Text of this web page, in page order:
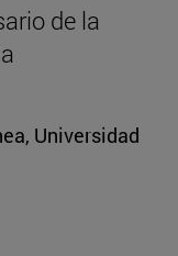
de la
Universidad